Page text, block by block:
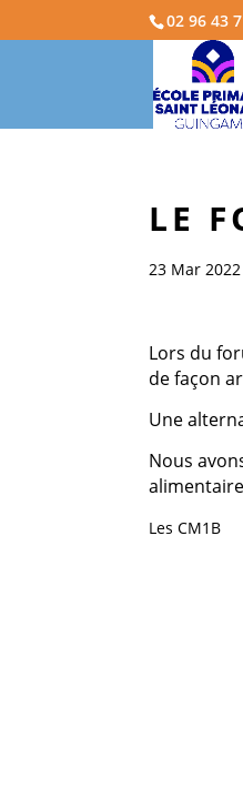
02 96 43
LE
23 Mar 2022
Lors du
de façon
Une
Nous
Les CM1B